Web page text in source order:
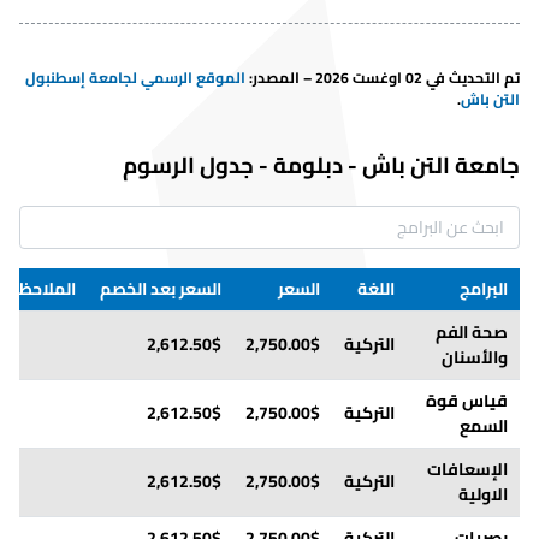
علاقات
الإنجليزية 5,865.00$
5,571.75$
Mechanical
Engineering
5,571.75$
Plastic Arts
التركية 5,865.00$
5,571.75$
الضرائب
الدولية
الإنجليزية 5,865.00$
5,571.75$
الضرائب
الدولية
التركية 5,865.00$
5,571.75$
هندسة
صناعية
الإنجليزية 5,865.00$
5,571.75$
تكنولوجيا
المعلومات
الإنجليزية 5,865.00$
5,571.75$
هندسة
صناعية
التركية 5,865.00$
5,571.75$
تم التحديث في 02 اوغست 2026 – المصدر :الموقع الرسمي لجامعة إسطنبول
التن باش.
جامعة التن باش-دبلومة-جدول الرسوم
البرامج اللغة السعر السعر بعد الخصم
الملاحظات
صحة الفم
والأسنان
التركية 2,750.00$
2,612.50$
قياس قوة
السمع
التركية 2,750.00$
2,612.50$
الإسعافات
الاولية
التركية 2,750.00$
2,612.50$